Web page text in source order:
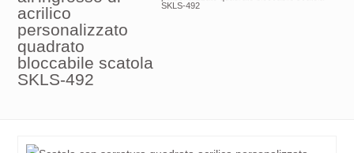
acrilico
personalizzato
quadrato
bloccabile scatola
SKLS-492
SKLS-492